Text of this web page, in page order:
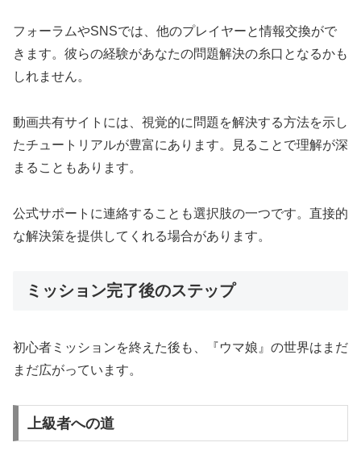
フォーラムやSNSでは、他のプレイヤーと情報交換がで
きます。彼らの経験があなたの問題解決の糸口となるかも
しれません。
動画共有サイトには、視覚的に問題を解決する方法を示し
たチュートリアルが豊富にあります。見ることで理解が深
まることもあります。
公式サポートに連絡することも選択肢の一つです。直接的
な解決策を提供してくれる場合があります。
ミッション完了後のステップ
初心者ミッションを終えた後も、『ウマ娘』の世界はまだ
まだ広がっています。
上級者への道